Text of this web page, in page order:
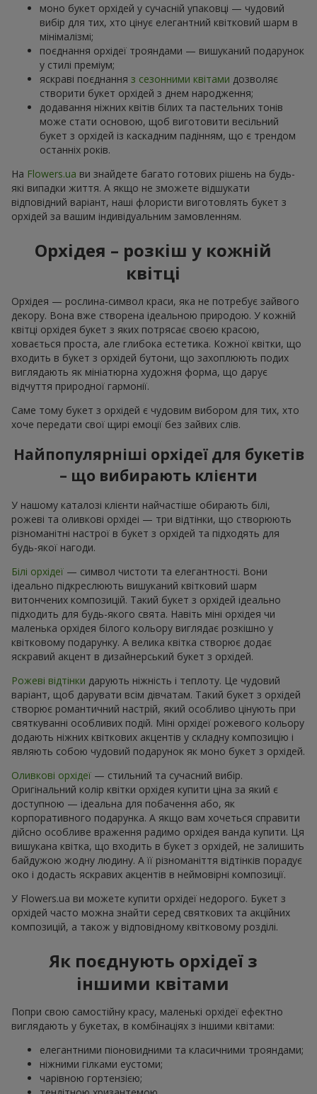
моно букет орхідей у сучасній упаковці — чудовий
вибір для тих, хто цінує елегантний квітковий шарм в
мінімалізмі;
поєднання орхідеї трояндами — вишуканий подарунок
у стилі преміум;
яскраві поєднання з сезонними квітами дозволяє
створити букет орхідей з днем народження;
додавання ніжних квітів білих та пастельних тонів
може стати основою, щоб виготовити весільний
букет з орхідей із каскадним падінням, що є трендом
останніх років.
На Flowers.ua ви знайдете багато готових рішень на будь-
які випадки життя. А якщо не зможете відшукати
відповідний варіант, наші флористи виготовлять букет з
орхідей за вашим індивідуальним замовленням.
Орхідея – розкіш у кожній
квітці
Орхідея — рослина-символ краси, яка не потребує зайвого
декору. Вона вже створена ідеальною природою. У кожній
квітці орхідея букет з яких потрясає своєю красою,
ховається проста, але глибока естетика. Кожної квітки, що
входить в букет з орхідей бутони, що захоплюють подих
виглядають як мініатюрна художня форма, що дарує
відчуття природної гармонії.
Саме тому букет з орхідей є чудовим вибором для тих, хто
хоче передати свої щирі емоції без зайвих слів.
Найпопулярніші орхідеї для букетів
– що вибирають клієнти
У нашому каталозі клієнти найчастіше обирають білі,
рожеві та оливкові орхідеі — три відтінки, що створюють
різноманітні настрої в букет з орхідей та підходять для
будь-якої нагоди.
Білі орхідеї — символ чистоти та елегантності. Вони
ідеально підкреслюють вишуканий квітковий шарм
витончених композицій. Такий букет з орхідей ідеально
підходить для будь-якого свята. Навіть міні орхідея чи
маленька орхідея білого кольору виглядає розкішно у
квітковому подарунку. А велика квітка створює додає
яскравий акцент в дизайнерський букет з орхідей.
Рожеві відтінки дарують ніжність і теплоту. Це чудовий
варіант, щоб дарувати всім дівчатам. Такий букет з орхідей
створює романтичний настрій, який особливо цінують при
святкуванні особливих подій. Міні орхідеї рожевого кольору
додають ніжних квіткових акцентів у складну композицію і
являють собою чудовий подарунок як моно букет з орхідей.
Оливкові орхідеї — стильний та сучасний вибір.
Оригінальний колір квітки орхідея купити ціна за який є
доступною — ідеальна для побачення або, як
корпоративного подарунка. А якщо вам хочеться справити
дійсно особливе враження радимо орхідея ванда купити. Ця
вишукана квітка, що входить в букет з орхідей, не залишить
байдужою жодну людину. А її різноманіття відтінків порадує
око і додасть яскравих акцентів в неймовірні композиції.
У Flowers.ua ви можете купити орхідеї недорого. Букет з
орхідей часто можна знайти серед святкових та акційних
композицій, а також у відповідному квітковому розділі.
Як поєднують орхідеї з
іншими квітами
Попри свою самостійну красу, маленькі орхідеї ефектно
виглядають у букетах, в комбінаціях з іншими квітами:
елегантними піоновидними та класичними трояндами;
ніжними гілками еустоми;
чарівною гортензією;